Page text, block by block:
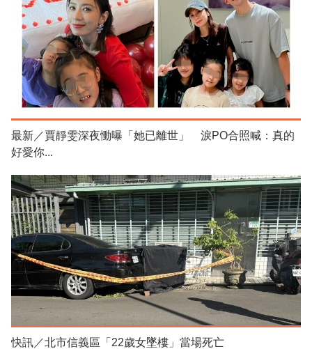
最新／賈靜雯深夜慟曝「她已離世」 淚PO合照喊：真的
好愛你...
快訊／北市信義區「22歲女墜樓」當場死亡